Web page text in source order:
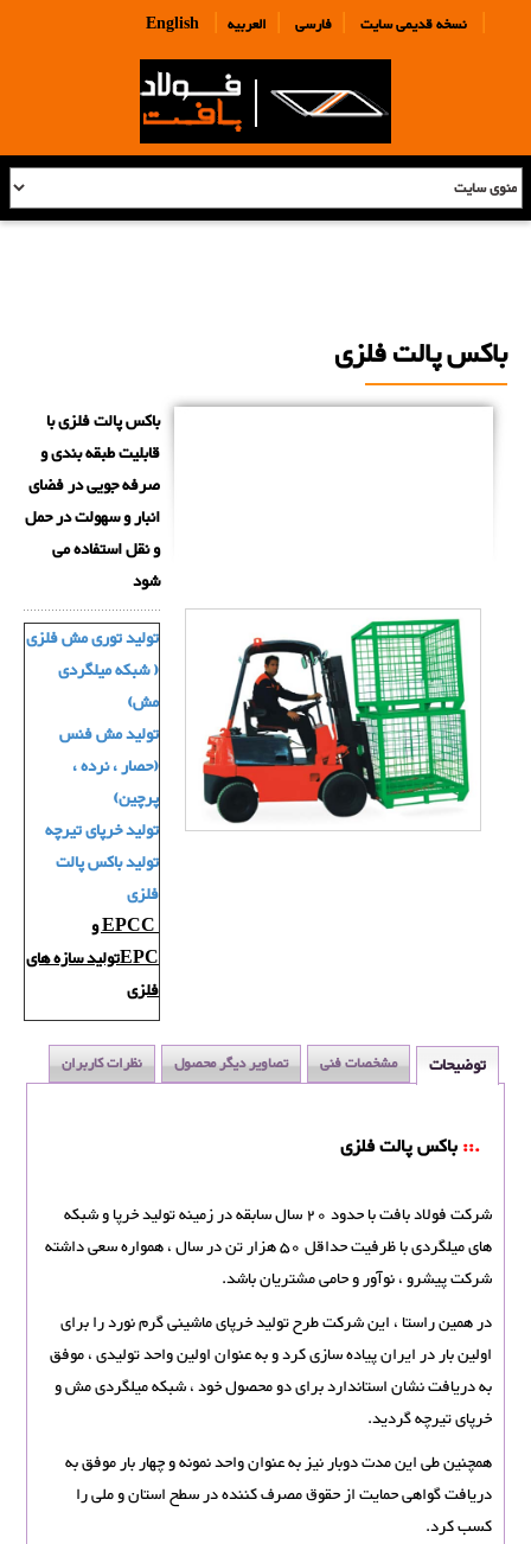
English | نسخه قدیمی سایت| فارسی| العربیه |
باکس پالت فلزی
باکس پالت فلزی با
قابلیت طبقه بندی و
صرفه جویی در فضای
انبار و سهولت در حمل
و نقل استفاده می
شود
تولید توری مش فلزی
( شبکه میلگردی
مش)
تولید مش فنس
(حصار ، نرده ،
پرچین)
تولید خرپای تیرچه
تولید باکس پالت
فلزی
EPCC و
EPCتولید سازه های
فلزی
توضیحات مشخصات فنی تصاویر دیگر محصول نظرات کاربران
.::باکس پالت فلزی
شرکت فولاد بافت با حدود 20 سال سابقه در زمینه تولید خرپا و شبکه
های میلگردی با ظرفیت حداقل 50 هزار تن در سال ، همواره سعی داشته
شرکت پیشرو ، نوآور و حامی مشتریان باشد.
در همین راستا ، این شرکت طرح تولید خرپای ماشینی گرم نورد را برای
اولین بار در ایران پیاده سازی کرد و به عنوان اولین واحد تولیدی ، موفق
به دریافت نشان استاندارد برای دو محصول خود ، شبکه میلگردی مش و
خرپای تیرچه گردید.
همچنین طی این مدت دوبار نیز به عنوان واحد نمونه و چهار بار موفق به
دریافت گواهی حمایت از حقوق مصرف کننده در سطح استان و ملی را
کسب کرد.